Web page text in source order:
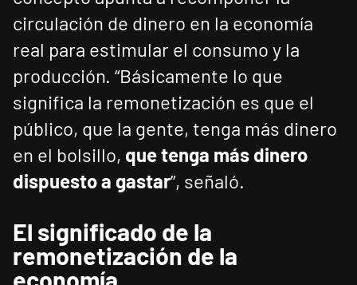
circulación de dinero en la economía
real para estimular el consumo y la
producción. “Básicamente lo que
significa la remonetización es que el
público, que la gente, tenga más dinero
en el bolsillo, que tenga más dinero
dispuesto a gastar”, señaló.
El significado de la
remonetización de la